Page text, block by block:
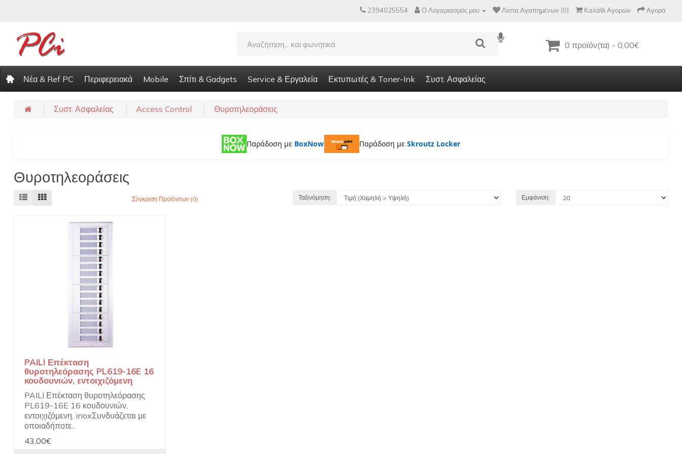
2394025554 Ο Λογαριασμός μου Λίστα Αγαπημένων (0) Καλάθι Αγορών Αγορά
0 προϊόν(τα) - 0,00€
Νέα & Ref PC Περιφερειακά Mobile Σπίτι & Gadgets Service & Εργαλεία Εκτυπωτές & Toner-Ink Συστ. Ασφαλείας
Συστ. Ασφαλείας Access Control Θυροτηλεοράσεις
Παράδοση με BoxNow Παράδοση με Skroutz Locker
Θυροτηλεοράσεις
Σύγκριση Προϊόντων (0) Ταξινόμηση: Εμφάνιση:
PAILI Επέκταση
θυροτηλεόρασης PL619-16E 16
κουδουνιών, εντοιχιζόμενη
PAILI Επέκταση θυροτηλεόρασης
PL619-16E 16 κουδουνιών,
εντοιχιζόμενη, inoxΣυνδυάζεται με
οποιαδήποτε..
43,00€